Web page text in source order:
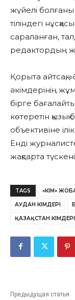
жүйелі
тіліндегі
сараланған,
редактордың
Қорыта айтсақ,
әкімдерінің
бірге
көтеретін
объективіне
Енді
жақсарта
TAGS «ӘКІМ»
АУДАН ӘКІМДЕРІ
ҚАЗАҚСТАН ӘКІМДЕРІ
Предыдущая статья